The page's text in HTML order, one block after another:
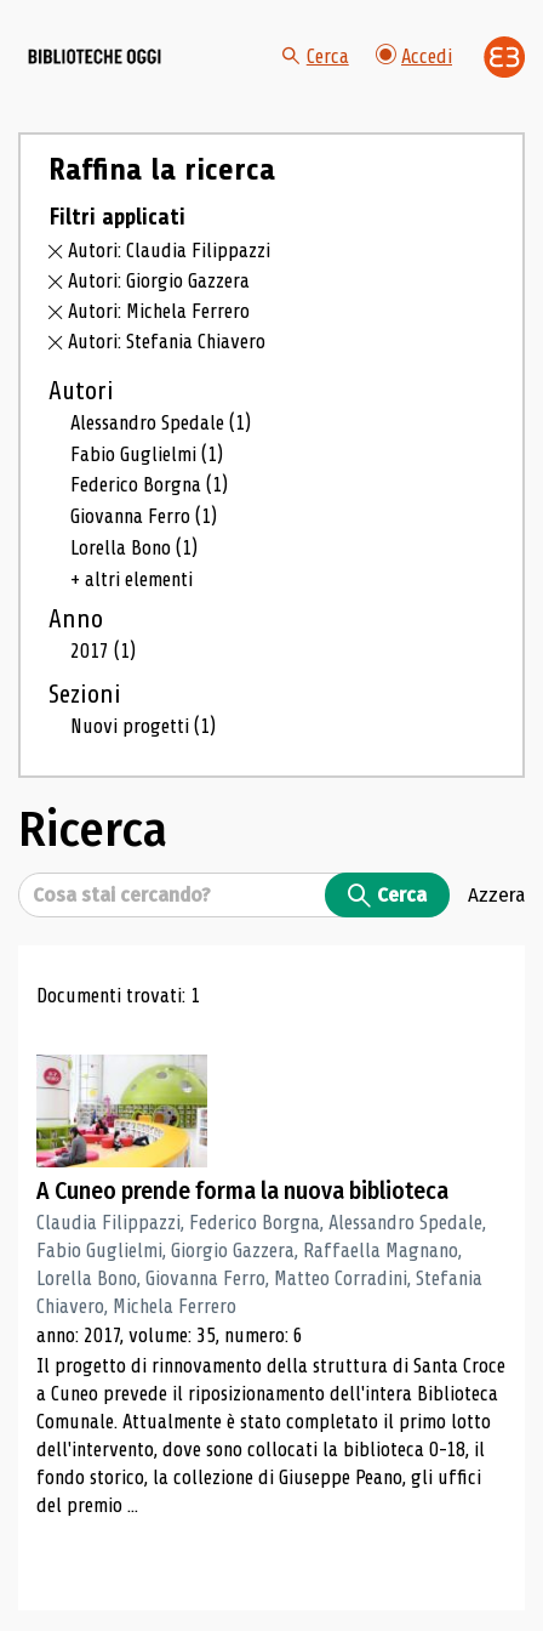
Cerca Accedi
Raffina la ricerca
Filtri applicati
Autori: Claudia Filippazzi
Autori: Giorgio Gazzera
Autori: Michela Ferrero
Autori: Stefania Chiavero
Autori
Alessandro Spedale(1)
Fabio Guglielmi(1)
Federico Borgna(1)
Giovanna Ferro(1)
Lorella Bono(1)
+ altri elementi
Anno
2017(1)
Sezioni
Nuovi progetti(1)
Ricerca
Cerca Cerca Azzera
Risultati di ricerca
Documenti trovati: 1
A Cuneo prende forma la nuova biblioteca
Claudia Filippazzi, Federico Borgna, Alessandro Spedale,
Fabio Guglielmi, Giorgio Gazzera, Raffaella Magnano,
Lorella Bono, Giovanna Ferro, Matteo Corradini, Stefania
Chiavero, Michela Ferrero
anno: 2017, volume: 35, numero: 6
Il progetto di rinnovamento della struttura di Santa Croce
a Cuneo prevede il riposizionamento dell'intera Biblioteca
Comunale. Attualmente è stato completato il primo lotto
dell'intervento, dove sono collocati la biblioteca 0-18, il
fondo storico, la collezione di Giuseppe Peano, gli uffici
del premio ...